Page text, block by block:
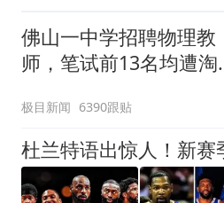
佛山一中学招聘物理教
师，笔试前13名均遭淘
聘，成立调查组全面核查
极目新闻 6390跟贴